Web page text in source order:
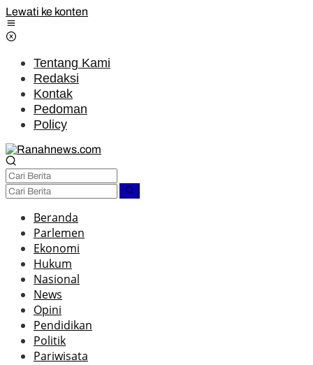
Lewati ke konten
Tentang Kami
Redaksi
Kontak
Pedoman
Policy
Beranda
Parlemen
Ekonomi
Hukum
Nasional
News
Opini
Pendidikan
Politik
Pariwisata